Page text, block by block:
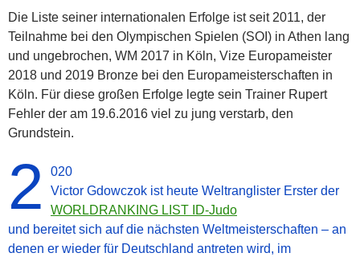
Die Liste seiner internationalen Erfolge ist seit 2011, der
Teilnahme bei den Olympischen Spielen (SOI) in Athen lang
und ungebrochen, WM 2017 in Köln, Vize Europameister
2018 und 2019 Bronze bei den Europameisterschaften in
Köln. Für diese großen Erfolge legte sein Trainer Rupert
Fehler der am 19.6.2016 viel zu jung verstarb, den
Grundstein.
2
020
Victor Gdowczok ist heute Weltranglister Erster der
WORLDRANKING LIST ID-Judo
und bereitet sich auf die nächsten Weltmeisterschaften – an
denen er wieder für Deutschland antreten wird, im